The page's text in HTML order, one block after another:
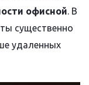
офисной. В
существенно
удаленных